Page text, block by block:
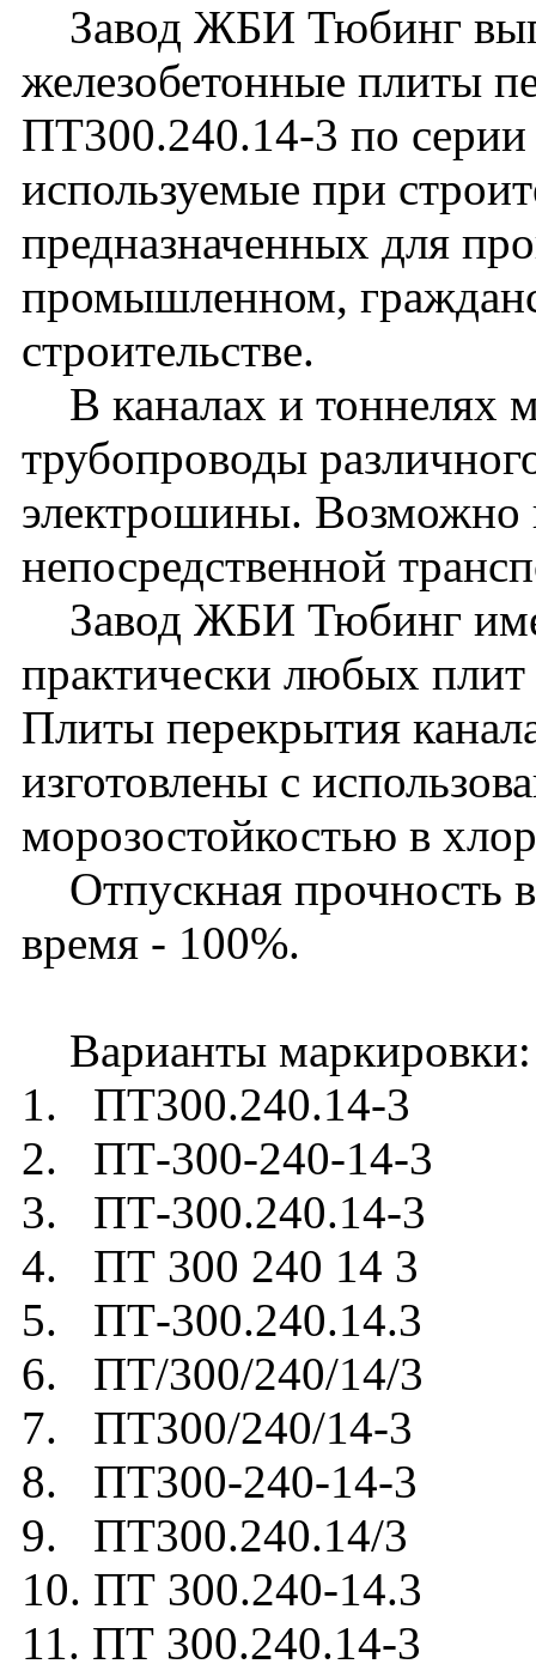
Завод ЖБИ Тюбинг
железобетонные плиты
ПТ300.240.14-3 по
используемые при
предназначенных для
промышленном,
строительстве.
В каналах и тоннелях
трубопроводы
электрошины. Возможно
непосредственной
Завод ЖБИ Тюбинг
практически любых плит
Плиты перекрытия
изготовлены с
морозостойкостью в
Отпускная прочность
время - 100%.
Варианты маркировки:
1. ПТ300.240.14-3
2. ПТ-300-240-14-3
3. ПТ-300.240.14-3
4. ПТ 300 240 14 3
5. ПТ-300.240.14.3
6. ПТ/300/240/14/3
7. ПТ300/240/14-3
8. ПТ300-240-14-3
9. ПТ300.240.14/3
10. ПТ 300.240-14.3
11. ПТ 300.240.14-3